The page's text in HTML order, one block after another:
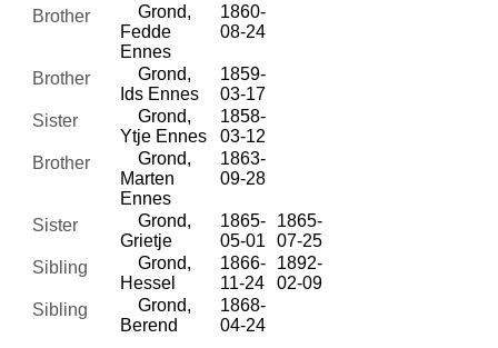
Brother
Grond,
Fedde
Ennes
1860-
08-24
Brother
Grond,
Ids Ennes
1859-
03-17
Sister
Grond,
Ytje Ennes
1858-
03-12
Brother
Grond,
Marten
Ennes
1863-
09-28
Sister
Grond,
Grietje
1865-
05-01
1865-
07-25
Sibling
Grond,
Hessel
1866-
11-24
1892-
02-09
Sibling
Grond,
Berend
1868-
04-24